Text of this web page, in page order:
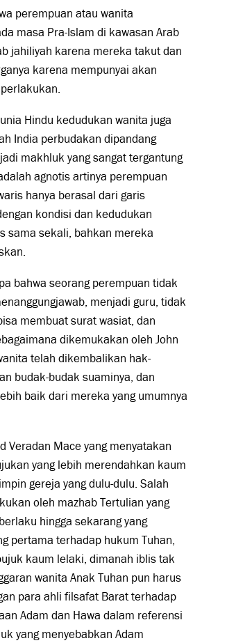
perempuan atau wanita
masa Pra-Islam di kawasan Arab
jahiliyah karena mereka takut dan
karena mempunyai akan
Hindu kedudukan wanita juga
India perbudakan dipandang
makhluk yang sangat tergantung
agnotis artinya perempuan
hanya berasal dari garis
kondisi dan kedudukan
sama sekali, bahkan mereka
bahwa seorang perempuan tidak
menjadi guru, tidak
membuat surat wasiat, dan
dikemukakan oleh John
telah dikembalikan hak-
budak-budak suaminya, dan
baik dari mereka yang umumnya
Veradan Mace yang menyatakan
yang lebih merendahkan kaum
gereja yang dulu-dulu. Salah
oleh mazhab Tertulian yang
hingga sekarang yang
pertama terhadap hukum Tuhan,
kaum lelaki, dimanah iblis tak
wanita Anak Tuhan pun harus
para ahli filsafat Barat terhadap
Adam dan Hawa dalam referensi
yang menyebabkan Adam